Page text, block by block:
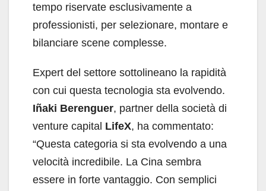
tempo riservate esclusivamente a
professionisti, per selezionare, montare e
bilanciare scene complesse.
Expert del settore sottolineano la rapidità
con cui questa tecnologia sta evolvendo.
Iñaki Berenguer, partner della società di
venture capital LifeX, ha commentato:
“Questa categoria si sta evolvendo a una
velocità incredibile. La Cina sembra
essere in forte vantaggio. Con semplici